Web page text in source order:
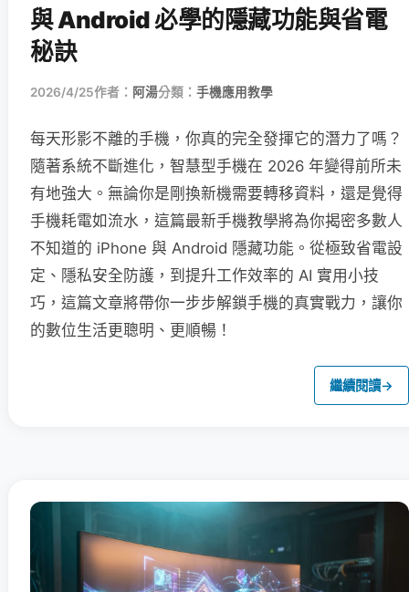
與 Android 必學的隱藏功能與省電
秘訣
2026/4/25作者： 阿湯分類： 手機應用教學
每天形影不離的手機，你真的完全發揮它的潛力了嗎？
隨著系統不斷進化，智慧型手機在 2026 年變得前所未
有地強大。無論你是剛換新機需要轉移資料，還是覺得
手機耗電如流水，這篇最新手機教學將為你揭密多數人
不知道的 iPhone 與 Android 隱藏功能。從極致省電設
定、隱私安全防護，到提升工作效率的 AI 實用小技
巧，這篇文章將帶你一步步解鎖手機的真實戰力，讓你
的數位生活更聰明、更順暢！
繼續閱讀→